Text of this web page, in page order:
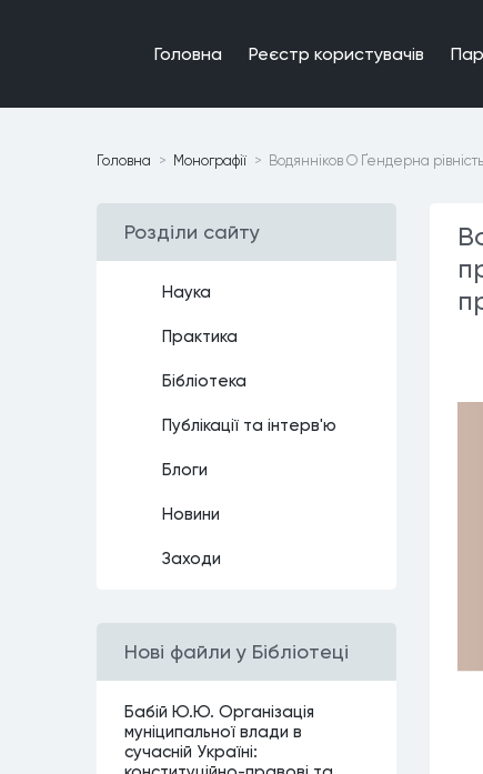
Головна Реєстр користувачiв
Головна Монографiї Водянніков О Ґендерна
Роздiли сайту
Наука
Практика
Бiблiотека
Публiкацiї та iнтерв'ю
Блоги
Новини
Заходи
Нові файли у Бібліотеці
Бабій Ю.Ю. Організація
муніципальної влади в
сучасній Україні: